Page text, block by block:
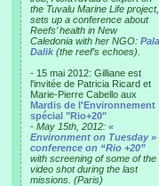
the Tuvalu Marine Life project,
sets up a conference about
Reefs’ health in New
Caledonia with her NGO: Pala
Dalik (the reef’s echoes).
- 15 mai 2012: Gilliane est
l'invitée de Patricia Ricard et
Marie-Pierre Cabello aux
Mardis de l'Environnement
spécial "Rio+20"
- May 15th, 2012: «
Environment on Tuesday »
conference on “Rio +20”
with screening of some of the
video shot during the last
missions. (Paris)